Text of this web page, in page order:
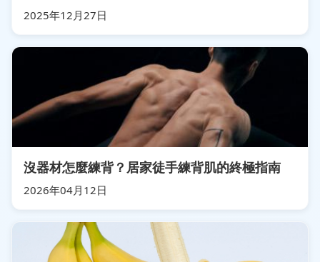
2025年12月27日
沒器材怎麼練背？居家徒手練背肌的終極指南
2026年04月12日